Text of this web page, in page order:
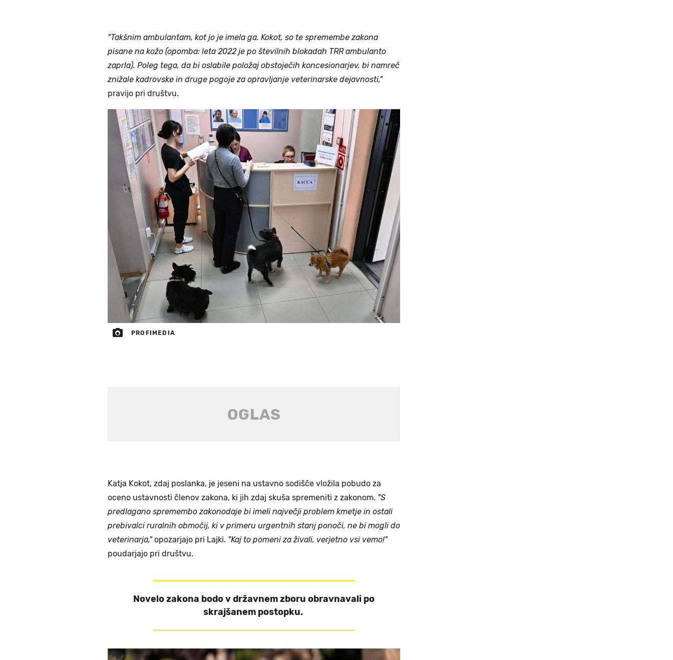
"Takšnim ambulantam, kot jo je imela ga. Kokot, so te spremembe zakona
pisane na kožo (opomba: leta 2022 je po številnih blokadah TRR ambulanto
zaprla). Poleg tega, da bi oslabile položaj obstoječih koncesionarjev, bi namreč
znižale kadrovske in druge pogoje za opravljanje veterinarske dejavnosti,"
pravijo pri društvu.
PROFIMEDIA
Katja Kokot, zdaj poslanka, je jeseni na ustavno sodišče vložila pobudo za
oceno ustavnosti členov zakona, ki jih zdaj skuša spremeniti z zakonom. "S
predlagano spremembo zakonodaje bi imeli največji problem kmetje in ostali
prebivalci ruralnih območij, ki v primeru urgentnih stanj ponoči, ne bi mogli do
veterinarja,"opozarjajo pri Lajki. "Kaj to pomeni za živali, verjetno vsi vemo!"
poudarjajo pri društvu.
Novelo zakona bodo v državnem zboru obravnavali po
skrajšanem postopku.